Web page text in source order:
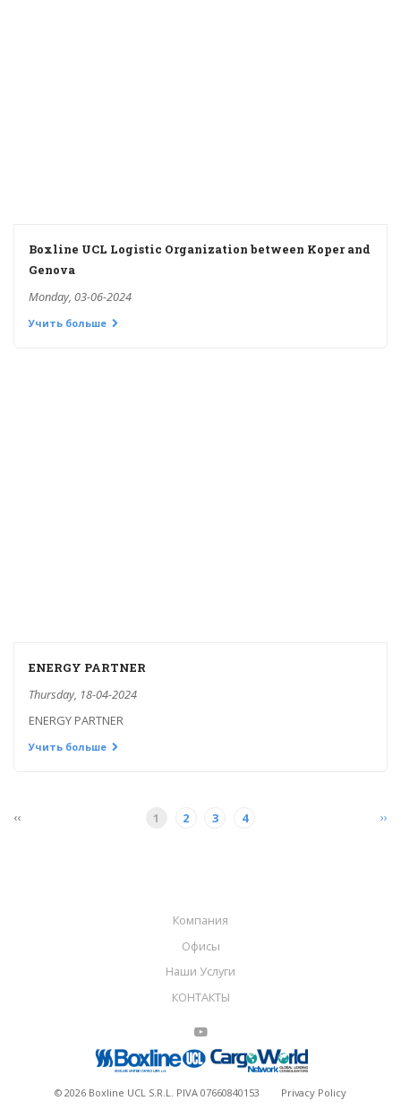
Boxline UCL Logistic Organization between Koper and
Genova
Monday, 03-06-2024
Учить больше
ENERGY PARTNER
Thursday, 18-04-2024
ENERGY PARTNER
Учить больше
‹‹ 1 2 3 4 ››
Компания
Офисы
Наши Услуги
КОНТАКТЫ
©2026 Boxline UCL S.R.L. PIVA 07660840153 Privacy Policy